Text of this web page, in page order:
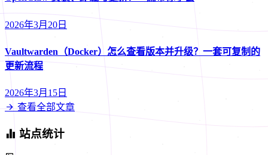
2026年3月20日
Vaultwarden（Docker）怎么查看版本并升级？一套可复制的
更新流程
2026年3月15日
查看全部文章
站点统计